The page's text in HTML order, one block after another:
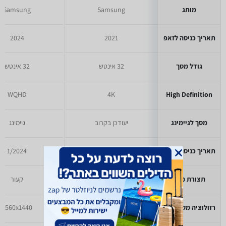
מותג
תאריך כניסה לזאפ
גודל מסך
High Definition
מסך לגיימינג
תאריך כניסה לזאפ
תצורת מסך
רזולוציה מקסימלית
Samsung
2021
32 אינטש
4K
יעודכן בקרוב
יעודכן בקרוב
3840x2160
Samsung
2024
32 אינטש
WQHD
גיימינג
1/2024
קעור
2560x1440